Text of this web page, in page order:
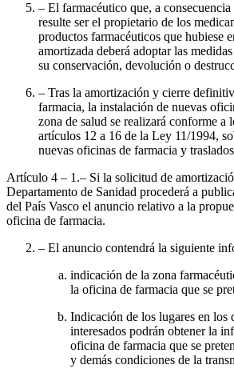
– El farmacéutico que, a
resulte ser el propietario de los
productos farmacéuticos que hubiese
amortizada deberá adoptar las
su conservación, devolución o
– Tras la amortización y cierre
farmacia, la instalación de nuevas
zona de salud se realizará conforme a
artículos 12 a 16 de la Ley 11/1994,
nuevas oficinas de farmacia y
Artículo 4 – 1.– Si la solicitud de
Departamento de Sanidad procederá a
del País Vasco el anuncio relativo a la
oficina de farmacia.
– El anuncio contendrá la siguiente
indicación de la zona
la oficina de farmacia que se
Indicación de los lugares en los
interesados podrán obtener la
oficina de farmacia que se
y demás condiciones de la